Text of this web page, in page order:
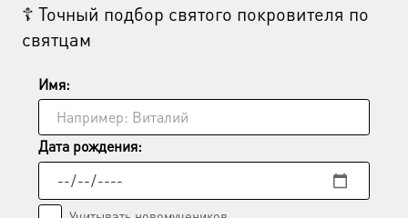
☦ Точный подбор святого покровителя по
святцам
Имя:
Дата рождения: